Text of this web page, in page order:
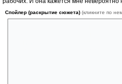
Спойлер (раскрытие сюжета) (кликните по